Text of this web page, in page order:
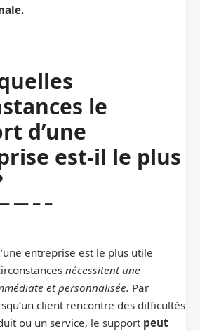
le
d’une
est-il le plus
entreprise est le plus utile
nécessitent une
et personnalisée. Par
client rencontre des difficultés
ou un service, le support peut